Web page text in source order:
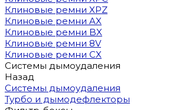
Клиновые ремни XPZ
Клиновые ремни AX
Клиновые ремни BX
Клиновые ремни 8V
Клиновые ремни CX
Системы дымоудаления
Назад
Системы дымоудаления
Турбо и дымодефлекторы